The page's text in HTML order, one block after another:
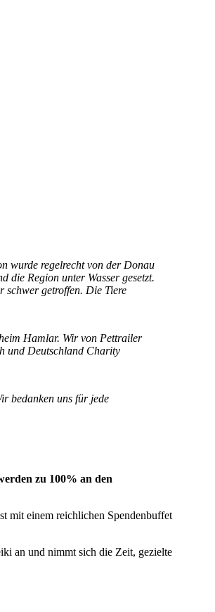
wurde regelrecht von der Donau
die Region unter Wasser gesetzt.
schwer getroffen. Die Tiere
Hamlar. Wir von Pettrailer
und Deutschland Charity
bedanken uns für jede
zu 100% an den
mit einem reichlichen Spendenbuffet
an und nimmt sich die Zeit, gezielte